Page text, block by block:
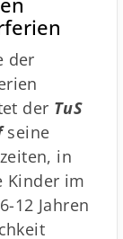
der
der TuS
seine
in
Kinder im
12 Jahren